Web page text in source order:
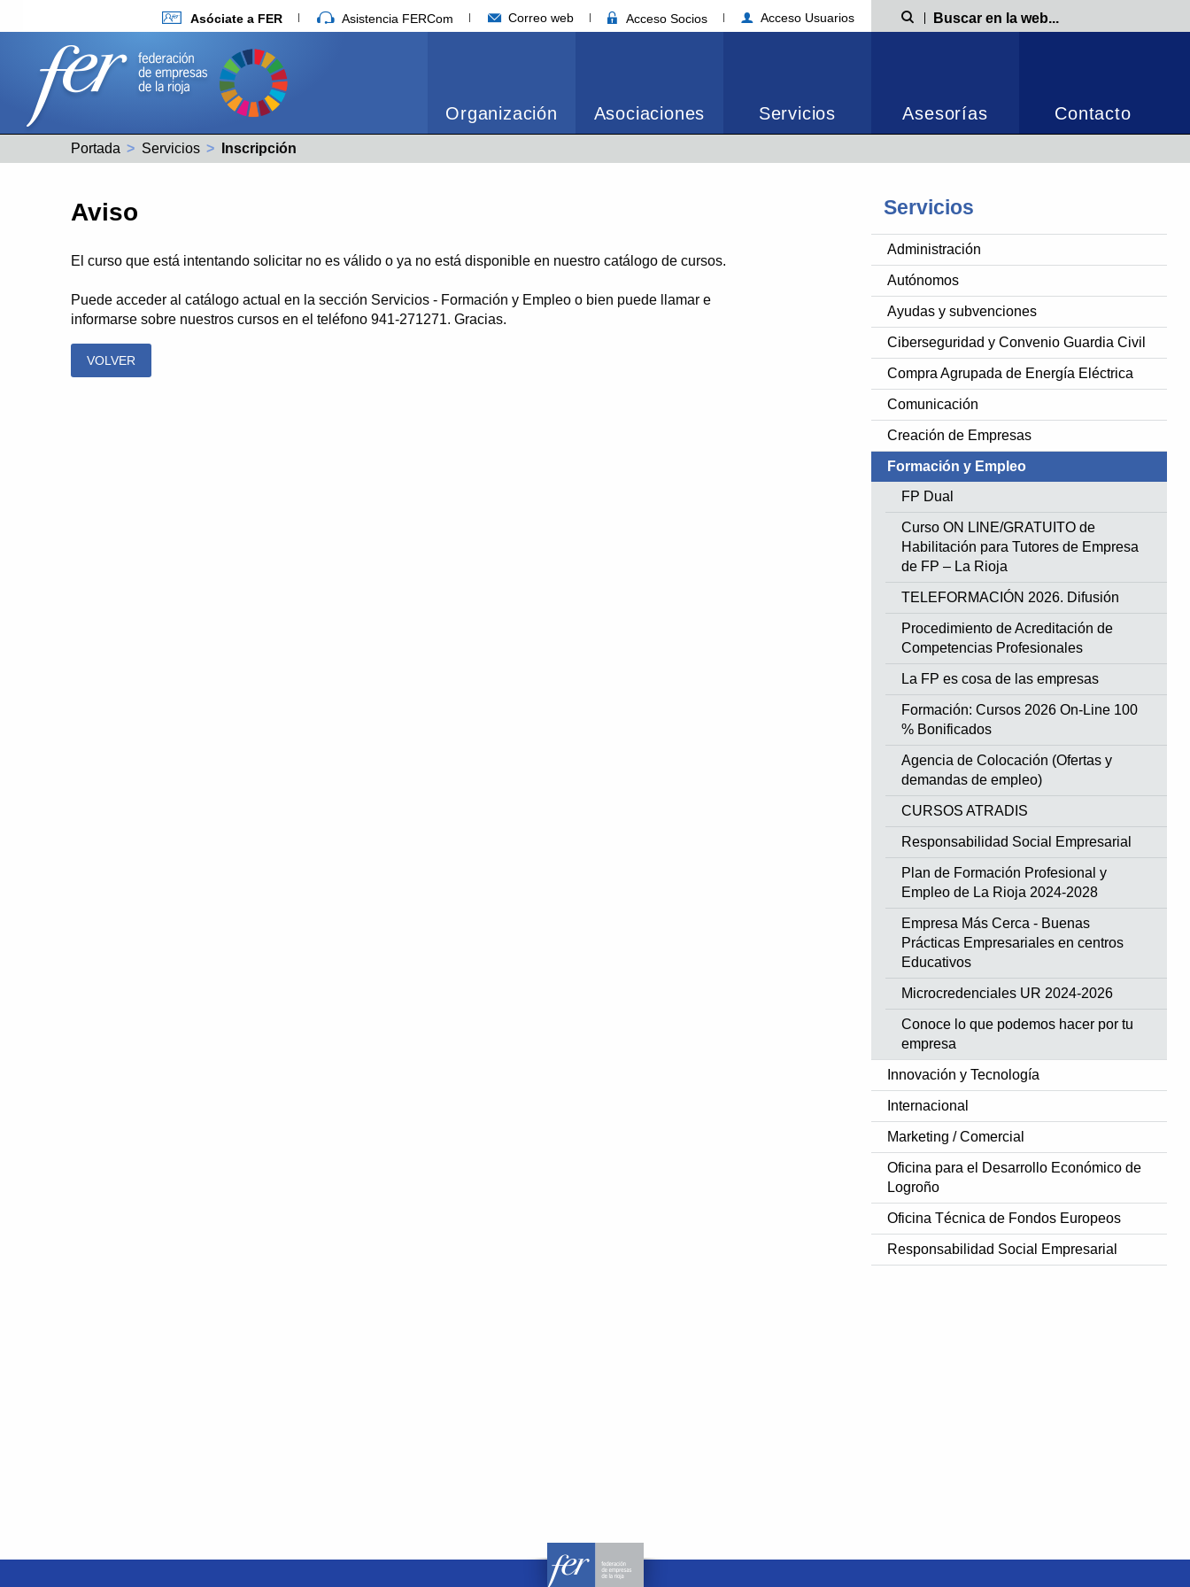
Asóciate a FER Asistencia FERCom Correo web Acceso Socios Acceso Usuarios Búsqueda
Organización Asociaciones Servicios Asesorías Contacto
Portada Servicios Actual:
Inscripción
Servicios
Administración
Autónomos
Ayudas y subvenciones
Ciberseguridad y Convenio Guardia Civil
Compra Agrupada de Energía Eléctrica
Comunicación
Creación de Empresas
Formación y Empleo
FP Dual
Curso ON LINE/GRATUITO de
Habilitación para Tutores de Empresa
de FP – La Rioja
TELEFORMACIÓN 2026. Difusión
Procedimiento de Acreditación de
Competencias Profesionales
La FP es cosa de las empresas
Formación: Cursos 2026 On-Line 100
% Bonificados
Agencia de Colocación (Ofertas y
demandas de empleo)
CURSOS ATRADIS
Responsabilidad Social Empresarial
Plan de Formación Profesional y
Empleo de La Rioja 2024-2028
Empresa Más Cerca - Buenas
Prácticas Empresariales en centros
Educativos
Microcredenciales UR 2024-2026
Conoce lo que podemos hacer por tu
empresa
Innovación y Tecnología
Internacional
Marketing / Comercial
Oficina para el Desarrollo Económico de
Logroño
Oficina Técnica de Fondos Europeos
Responsabilidad Social Empresarial
Aviso
El curso que está intentando solicitar no es válido o ya no está disponible en nuestro catálogo de cursos.
Puede acceder al catálogo actual en la sección Servicios - Formación y Empleo o bien puede llamar e
informarse sobre nuestros cursos en el teléfono 941-271271. Gracias.
VOLVER